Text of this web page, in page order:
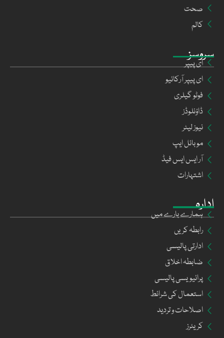
ادارہ
ہمارے بارے میں
رابطہ کریں
ادارتی پالیسی
ضابطہ اخلاق
پرائیویسی پالیسی
استعمال کی شرائط
اصلاحات و تردید
کریئرز
سروسز
ای پیپر
ای پیپر آرکائیو
فوٹو گیلری
ڈاؤنلوڈز
نیوز لیٹر
موبائل ایپ
آر ایس ایس فیڈ
اشتہارات
صحت
کالم